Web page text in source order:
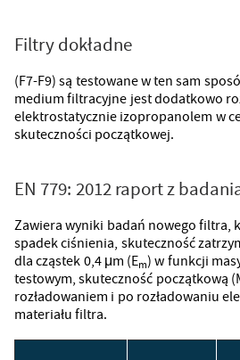
Filtry dokładne
(F7-F9) są testowane w ten sam
medium filtracyjne jest dodatkowo
elektrostatycznie izopropanolem w
skuteczności początkowej.
EN 779: 2012 raport z
Zawiera wyniki badań nowego filtra,
spadek ciśnienia, skuteczność
dla cząstek 0,4 μm (Em) w funkcji
testowym, skuteczność początkową
rozładowaniem i po rozładowaniu
materiału filtra.